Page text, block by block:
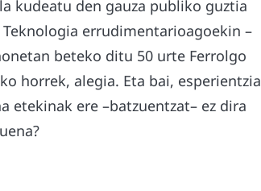
kudeatu den gauza publiko guztia
errudimentarioagoekin –
beteko ditu 50 urte Ferrolgo
horrek, alegia. Eta bai, esperientzia
etekinak ere –batzuentzat– ez dira